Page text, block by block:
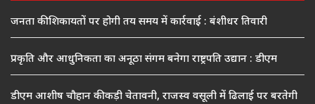
जनता की शिकायतों पर होगी तय समय में कार्रवाई : बंशीधर तिवारी
प्रकृति और आधुनिकता का अनूठा संगम बनेगा राष्ट्रपति उद्यान : डीएम
डीएम आशीष चौहान की कड़ी चेतावनी, राजस्व वसूली में ढिलाई पर बरतेगी